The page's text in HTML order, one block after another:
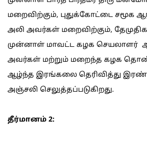
மறைவிற்கும், புதுக்கோட்டை சமூக
அலி அவர்கள் மறைவிற்கும்,
முன்னாள் மாவட்ட கழக செயலாளர்
அவர்கள் மற்றும் மறைந்த கழக
ஆழ்ந்த இரங்கலை தெரிவித்து
அஞ்சலி செலுத்தப்படுகிறது.
தீர்மானம் 2: